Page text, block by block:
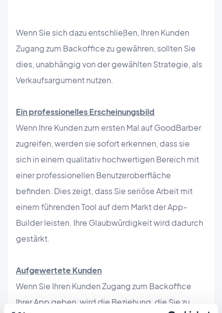
Wenn Sie sich dazu entschließen, Ihren Kunden
Zugang zum Backoffice zu gewähren, sollten Sie
dies, unabhängig von der gewählten Strategie, als
Verkaufsargument nutzen.
Ein professionelles Erscheinungsbild
Wenn Ihre Kunden zum ersten Mal auf GoodBarber
zugreifen, werden sie sofort erkennen, dass sie
sich in einem qualitativ hochwertigen Bereich mit
einer professionellen Benutzeroberfläche
befinden. Dies zeigt, dass Sie seriöse Arbeit mit
einem führenden Tool auf dem Markt der App-
Builder leisten. Ihre Glaubwürdigkeit wird dadurch
gestärkt.
Aufgewertete Kunden
Wenn Sie Ihren Kunden Zugang zum Backoffice
Ihrer App geben, wird die Beziehung, die Sie zu